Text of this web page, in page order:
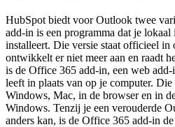
HubSpot biedt voor Outlook twee
add-in is een programma dat je
installeert. Die versie staat officieel in
ontwikkelt er niet meer aan en raadt
is de Office 365 add-in, een web
leeft in plaats van op je computer.
Windows, Mac, in de browser en in
Windows. Tenzij je een verouderde
anders kan, is de Office 365 add-in